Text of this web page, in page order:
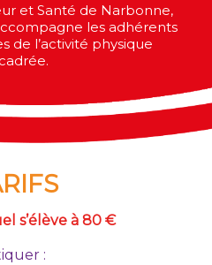
et Santé de Narbonne,
les adhérents
de l’activité physique
s’élève à 80 €
: